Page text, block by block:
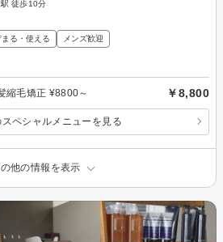
徒歩10分
る・使える メンズ歓迎
前髪カット＋前髪縮毛矯正 ¥8800～ ￥8,800
ペシャルメニューを見る
他の情報を表示